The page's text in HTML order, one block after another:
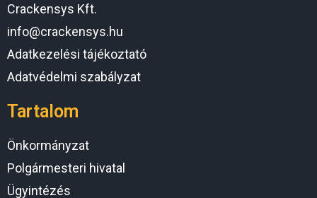
Crackensys Kft.
info@crackensys.hu
Adatkezelési tájékoztató
Adatvédelmi szabályzat
Tartalom
Önkormányzat
Polgármesteri hivatal
Ügyintézés